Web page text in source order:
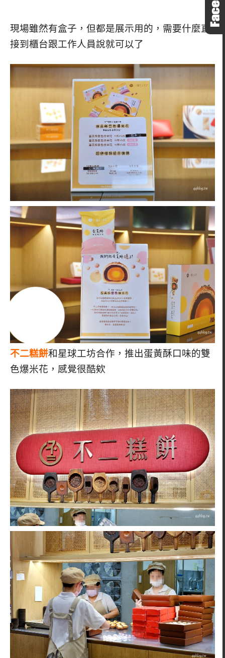
現場雖然有盒子，但都是展示用的，需要什麼直
接到櫃台跟工作人員說就可以了
不二糕餅和星球工坊合作，推出蛋黃酥口味的雙
色爆米花，感覺很酷欸